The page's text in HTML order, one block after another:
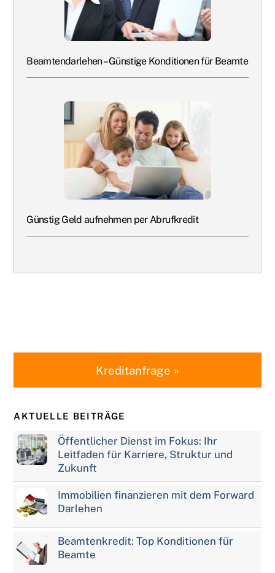
Beamtendarlehen – Günstige Konditionen für Beamte
Günstig Geld aufnehmen per Abrufkredit
Kreditanfrage »
AKTUELLE BEITRÄGE
Öffentlicher Dienst im Fokus: Ihr
Leitfaden für Karriere, Struktur und
Zukunft
Immobilien finanzieren mit dem Forward
Darlehen
Beamtenkredit: Top Konditionen für
Beamte